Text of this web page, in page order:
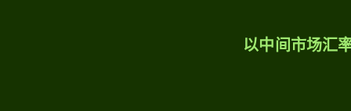
以中间市场汇